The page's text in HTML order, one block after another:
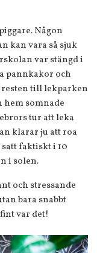
Någon
kan vara så sjuk
var stängd i
pannkakor och
resten till lekparken
hem somnade
tur att leka
klarar ju att roa
faktiskt i 10
i solen.
och stressande
bara snabbt
var det!